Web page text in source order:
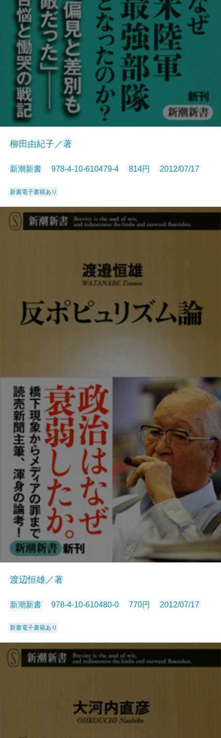
柳田由紀子／著
新潮新書 978-4-10-610479-4 814円 2012/07/17
新書電子書籍あり
渡辺恒雄／著
新潮新書 978-4-10-610480-0 770円 2012/07/17
新書電子書籍あり